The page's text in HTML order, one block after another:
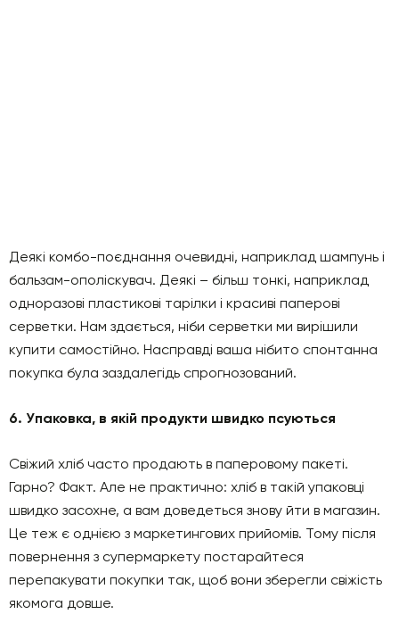
Деякі комбо-поєднання очевидні, наприклад шампунь і
бальзам-ополіскувач. Деякі – більш тонкі, наприклад
одноразові пластикові тарілки і красиві паперові
серветки. Нам здається, ніби серветки ми вирішили
купити самостійно. Насправді ваша нібито спонтанна
покупка була заздалегідь спрогнозований.
6. Упаковка, в якій продукти швидко псуються
Свіжий хліб часто продають в паперовому пакеті.
Гарно? Факт. Але не практично: хліб в такій упаковці
швидко засохне, а вам доведеться знову йти в магазин.
Це теж є однією з маркетингових прийомів. Тому після
повернення з супермаркету постарайтеся
перепакувати покупки так, щоб вони зберегли свіжість
якомога довше.